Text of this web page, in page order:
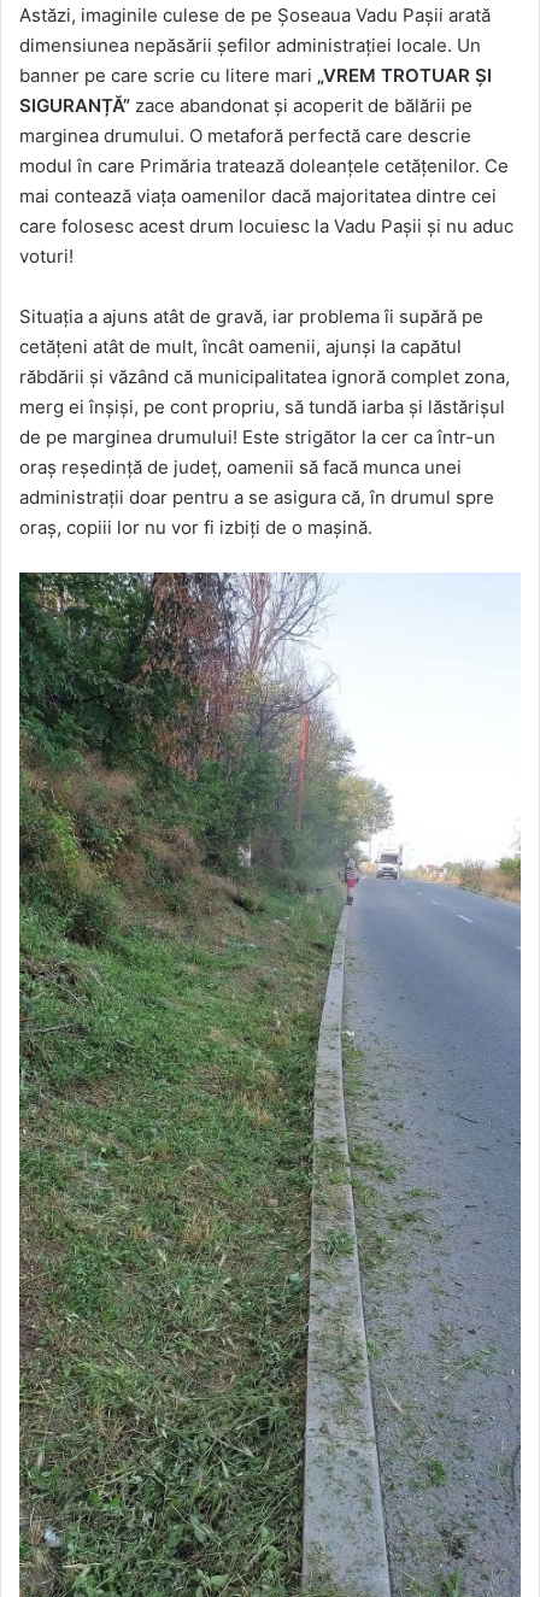
Astăzi, imaginile culese de pe Șoseaua Vadu Pașii arată
dimensiunea nepăsării șefilor administrației locale. Un
banner pe care scrie cu litere mari „VREM TROTUAR ȘI
SIGURANȚĂ” zace abandonat și acoperit de bălării pe
marginea drumului. O metaforă perfectă care descrie
modul în care Primăria tratează doleanțele cetățenilor. Ce
mai contează viața oamenilor dacă majoritatea dintre cei
care folosesc acest drum locuiesc la Vadu Pașii și nu aduc
voturi!
Situația a ajuns atât de gravă, iar problema îi supără pe
cetățeni atât de mult, încât oamenii, ajunși la capătul
răbdării și văzând că municipalitatea ignoră complet zona,
merg ei înșiși, pe cont propriu, să tundă iarba și lăstărișul
de pe marginea drumului! Este strigător la cer ca într-un
oraș reședință de județ, oamenii să facă munca unei
administrații doar pentru a se asigura că, în drumul spre
oraș, copiii lor nu vor fi izbiți de o mașină.